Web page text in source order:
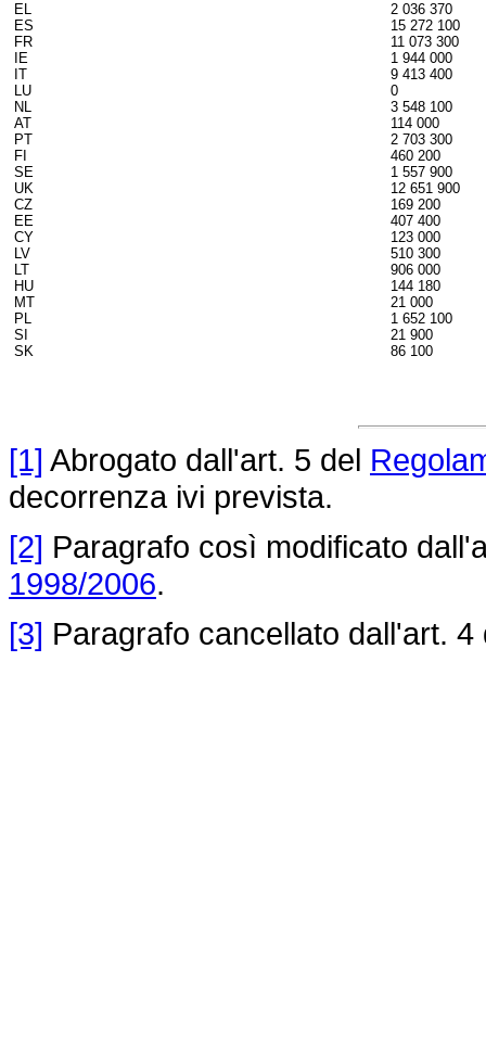
EL
2 036 370
ES
15 272 100
FR
11 073 300
IE
1 944 000
IT
9 413 400
LU
0
NL
3 548 100
AT
114 000
PT
2 703 300
FI
460 200
SE
1 557 900
UK
12 651 900
CZ
169 200
EE
407 400
CY
123 000
LV
510 300
LT
906 000
HU
144 180
MT
21 000
PL
1 652 100
SI
21 900
SK
86 100
[1] Abrogato dall'art. 5 del
decorrenza ivi prevista.
[2] Paragrafo così modificato
1998/2006.
[3] Paragrafo cancellato dall'art.